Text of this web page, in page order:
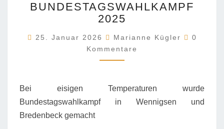
2025
BUNDESTAGSWAHLKAMPF
2025
25. Januar 2026 Marianne Kügler
0
Kommentare
Bei eisigen Temperaturen wurde
Bundestagswahlkampf in Wennigsen und
Bredenbeck gemacht